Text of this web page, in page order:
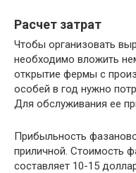
Расчет затрат
Чтобы организовать
необходимо вложить
открытие фермы с
особей в год нужно
Для обслуживания ее
Прибыльность
приличной. Стоимость
составляет 10-15